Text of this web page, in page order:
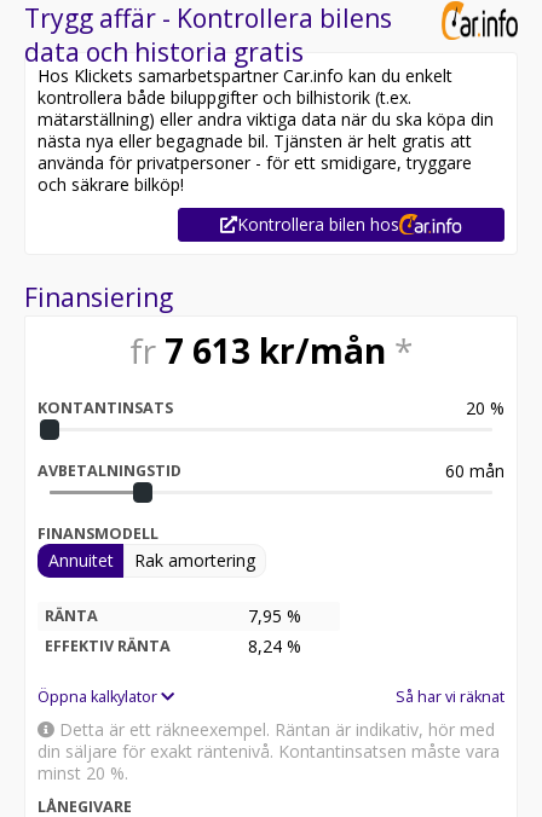
Trygg affär - Kontrollera bilens
data och historia gratis
Hos Klickets samarbetspartner Car.info kan du enkelt
kontrollera både biluppgifter och bilhistorik (t.ex.
mätarställning) eller andra viktiga data när du ska köpa din
nästa nya eller begagnade bil. Tjänsten är helt gratis att
använda för privatpersoner - för ett smidigare, tryggare
och säkrare bilköp!
Kontrollera bilen hos
Finansiering
fr 7 613 kr/mån *
KONTANTINSATS 20 %
AVBETALNINGSTID 60 mån
FINANSMODELL
Annuitet Rak amortering
RÄNTA 7,95 %
EFFEKTIV RÄNTA 8,24 %
Öppna kalkylator Så har vi räknat
Detta är ett räkneexempel. Räntan är indikativ, hör med
din säljare för exakt räntenivå. Kontantinsatsen måste vara
minst 20 %.
LÅNEGIVARE